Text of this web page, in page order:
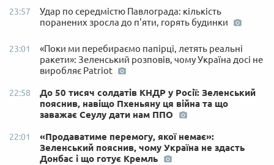
23:57
Удар по середмістю Павлограда: кількість
поранених зросла до п'яти, горять будинки
23:01
«Поки ми перебираємо папірці, летять реальні
ракети»: Зеленський розповів, чому Україна досі не
виробляє Patriot
22:58
До 50 тисяч солдатів КНДР у Росії: Зеленський
пояснив, навіщо Пхеньяну ця війна та що
заважає Сеулу дати нам ППО
22:01
«Продаватиме перемогу, якої немає»:
Зеленський пояснив, чому Україна не здасть
Донбас і що готує Кремль